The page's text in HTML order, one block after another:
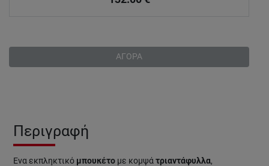
ΑΓΟΡΑ
Περιγραφή
Ένα εκπληκτικό μπουκέτο με κομψά τριαντάφυλλα,